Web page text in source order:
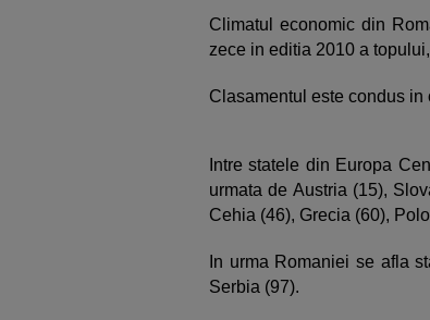
Climatul economic din
zece in editia 2010 a
Clasamentul este condus
Intre statele din Europa
urmata de Austria (15),
Cehia (46), Grecia (60),
In urma Romaniei se afla
Serbia (97).